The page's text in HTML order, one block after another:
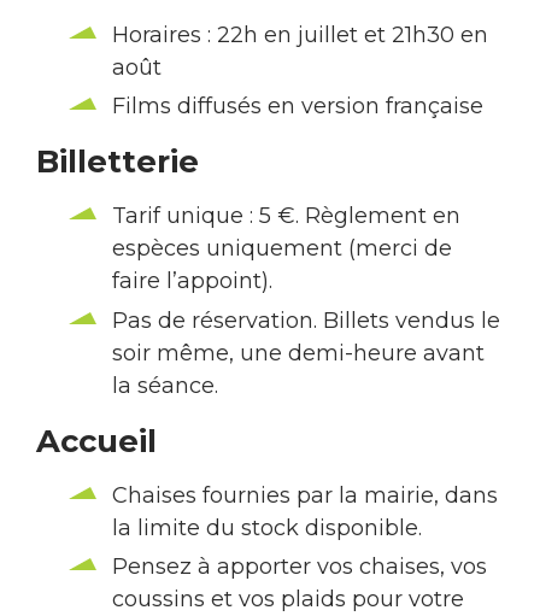
Horaires : 22h en juillet et 21h30 en
août
Films diffusés en version française
Billetterie
Tarif unique : 5 €. Règlement en
espèces uniquement (merci de
faire l’appoint).
Pas de réservation. Billets vendus le
soir même, une demi-heure avant
la séance.
Accueil
Chaises fournies par la mairie, dans
la limite du stock disponible.
Pensez à apporter vos chaises, vos
coussins et vos plaids pour votre